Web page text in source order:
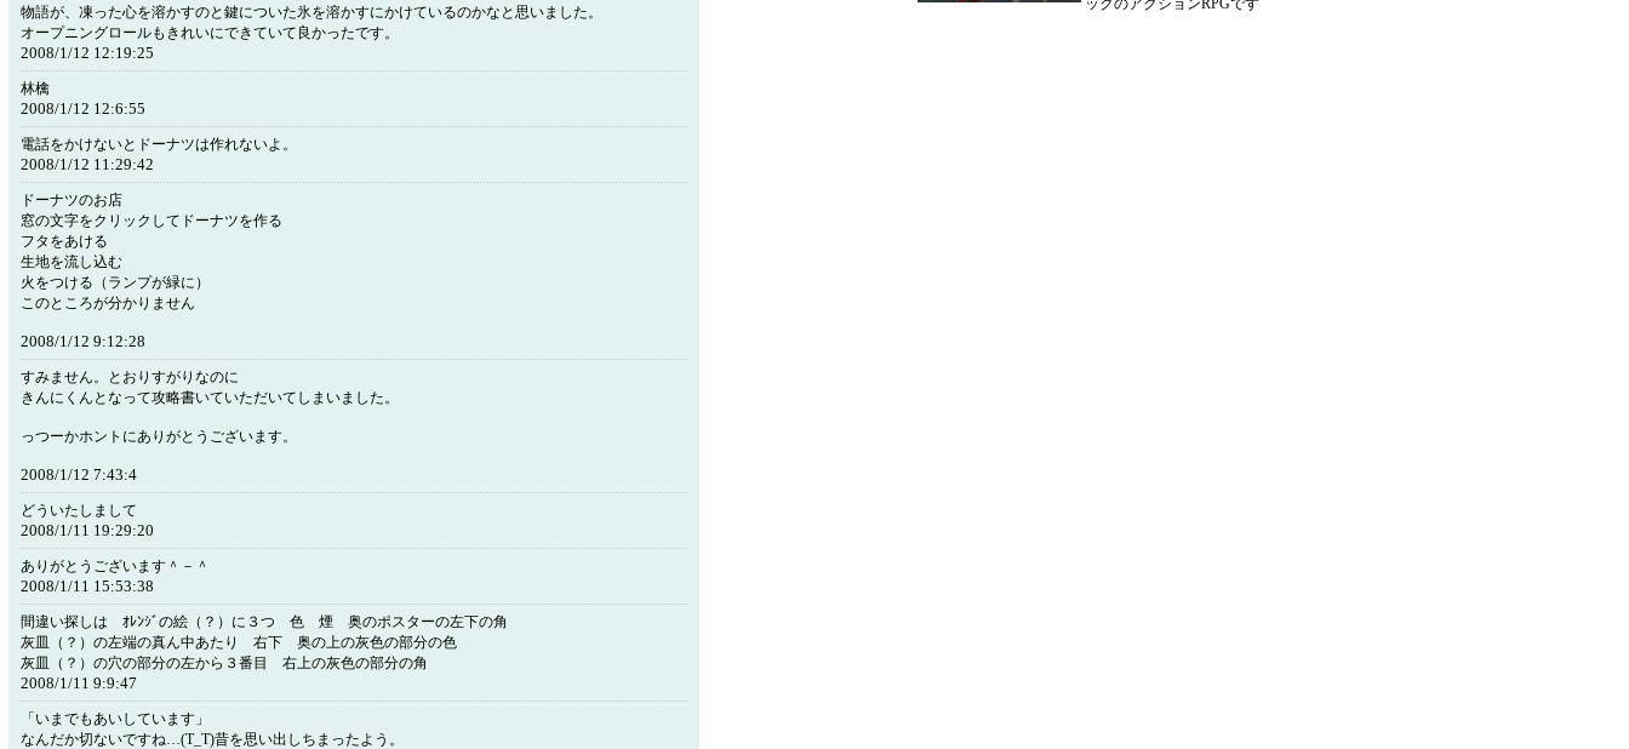
物語が、凍った心を溶かすのと鍵についた氷を溶かすにかけているのかなと思いました。
オープニングロールもきれいにできていて良かったです。
2008/1/12 12:19:25
林檎
2008/1/12 12:6:55
電話をかけないとドーナツは作れないよ。
2008/1/12 11:29:42
ドーナツのお店
窓の文字をクリックしてドーナツを作る
フタをあける
生地を流し込む
火をつける（ランプが緑に）
このところが分かりません
2008/1/12 9:12:28
すみません。とおりすがりなのに
きんにくんとなって攻略書いていただいてしまいました。
っつーかホントにありがとうございます。
2008/1/12 7:43:4
どういたしまして
2008/1/11 19:29:20
ありがとうございます＾－＾
2008/1/11 15:53:38
間違い探しは ｵﾚﾝｼﾞの絵（？）に３つ 色 煙 奥のポスターの左下の角
灰皿（？）の左端の真ん中あたり 右下 奥の上の灰色の部分の色
灰皿（？）の穴の部分の左から３番目 右上の灰色の部分の角
2008/1/11 9:9:47
「いまでもあいしています」
なんだか切ないですね…(T_T)昔を思い出しちまったよう。
ックのアクションRPGです